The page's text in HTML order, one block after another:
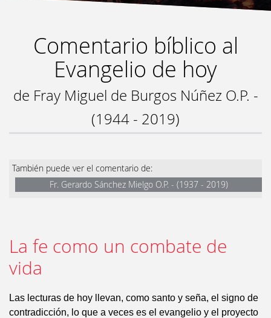
Comentario bíblico al
Evangelio de hoy
de Fray Miguel de Burgos Núñez O.P. -
(1944 - 2019)
También puede ver el comentario de:
Fr. Gerardo Sánchez Mielgo O.P. - (1937 - 2019)
La fe como un combate de
vida
Las lecturas de hoy llevan, como santo y seña, el signo de
contradicción, lo que a veces es el evangelio y el proyecto